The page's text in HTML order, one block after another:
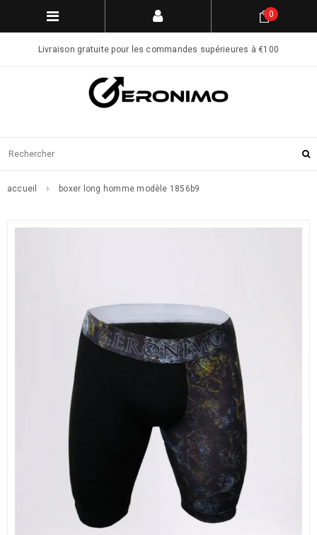
Livraison gratuite pour les commandes supérieures à €100
0
accueil boxer long homme modèle 1856b9